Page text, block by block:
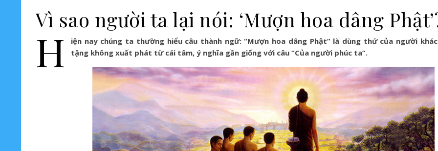
Vì sao người ta lại nói: ‘Mượn hoa dâng
H
iện nay chúng ta thường hiểu câu thành ngữ: “Mượn hoa dâng Phật” là dùng thứ của người
tặng không xuất phát từ cái tâm, ý nghĩa gần giống với câu “Của người phúc ta”.